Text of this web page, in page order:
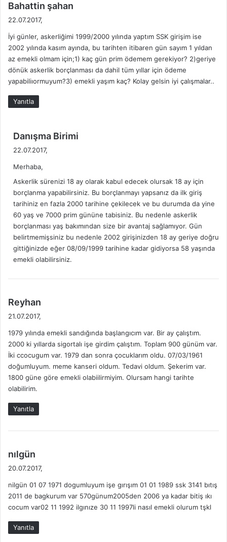
Bahattin şahan
k
i
:
22.07.2017,
İyi günler, askerliğimi 1999/2000 yılında yaptım SSK girişim ise
2002 yılında kasım ayında, bu tarihten itibaren gün sayım 1 yıldan
az emekli olmam için;1) kaç gün prim ödemem gerekiyor? 2)geriye
dönük askerlik borçlanması da dahil tüm yıllar için ödeme
yapabiliıormuyum?3) emekli yaşım kaç? Kolay gelsin iyi çalışmalar..
Yanıtla
Danışma Birimi
k
i
:
22.07.2017,
Merhaba,
Askerlik sürenizi 18 ay olarak kabul edecek olursak 18 ay için
borçlanma yapabilirsiniz. Bu borçlanmayı yapsanız da ilk giriş
tarihiniz en fazla 2000 tarihine çekilecek ve bu durumda da yine
60 yaş ve 7000 prim gününe tabisiniz. Bu nedenle askerlik
borçlanması yaş bakımından size bir avantaj sağlamıyor. Gün
belirtmemişsiniz bu nedenle 2002 girişinizden 18 ay geriye doğru
gittiğinizde eğer 08/09/1999 tarihine kadar gidiyorsa 58 yaşında
emekli olabilirsiniz.
Reyhan
i
k
i
:
21.07.2017,
1979 yılında emekli sandığında başlangıcım var. Bir ay çalıştım.
2000 ki yıllarda sigortalı işe girdim çalıştım. Toplam 900 günüm var.
İki ccocugum var. 1979 dan sonra çocuklarım oldu. 07/03/1961
doğumluyum. meme kanseri oldum. Tedavi oldum. Şekerim var.
1800 güne göre emekli olabiilirmiyim. Olursam hangi tarihte
olabilirim.
Yanıtla
nılgün
e
i
k
i
:
20.07.2017,
nilgün 01 07 1971 dogumluyum işe gırışım 01 01 1989 ssk 3141 bıtış
2011 de bagkurum var 570günum2005den 2006 ya kadar bitiş ıkı
cocum var02 11 1992 ilgınıze 30 11 1997li nasıl emekli olurum tşkl
Yanıtla